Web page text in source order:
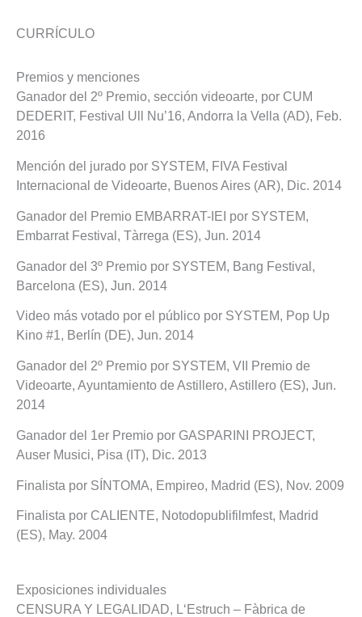
CURRÍCULO
Premios y menciones
Ganador del 2º Premio, sección videoarte, por CUM
DEDERIT, Festival Ull Nu’16, Andorra la Vella (AD), Feb.
2016
Mención del jurado por SYSTEM, FIVA Festival
Internacional de Videoarte, Buenos Aires (AR), Dic. 2014
Ganador del Premio EMBARRAT-IEI por SYSTEM,
Embarrat Festival, Tàrrega (ES), Jun. 2014
Ganador del 3º Premio por SYSTEM, Bang Festival,
Barcelona (ES), Jun. 2014
Video más votado por el público por SYSTEM, Pop Up
Kino #1, Berlín (DE), Jun. 2014
Ganador del 2º Premio por SYSTEM, VII Premio de
Videoarte, Ayuntamiento de Astillero, Astillero (ES), Jun.
2014
Ganador del 1er Premio por GASPARINI PROJECT,
Auser Musici, Pisa (IT), Dic. 2013
Finalista por SÍNTOMA, Empireo, Madrid (ES), Nov. 2009
Finalista por CALIENTE, Notodopublifilmfest, Madrid
(ES), May. 2004
Exposiciones individuales
CENSURA Y LEGALIDAD, L‘Estruch – Fàbrica de